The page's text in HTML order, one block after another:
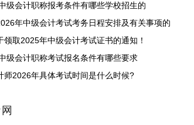
级会计职称报考条件有哪些学校招生的
年中级会计考试考务日程安排及有关事项的
领取2025年中级会计考试证书的通知！
级会计职称考试报名条件有哪些要求
师2026年具体考试时间是什么时候?